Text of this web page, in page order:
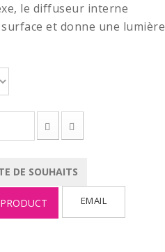
le diffuseur interne
et donne une lumière
DE SOUHAITS
EMAIL